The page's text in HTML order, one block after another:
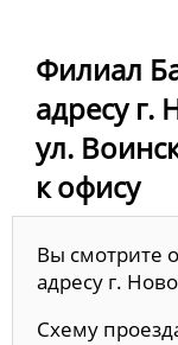
Филиал
адресу г.
ул.
к офису
Вы смотрите
адресу г.
Схему